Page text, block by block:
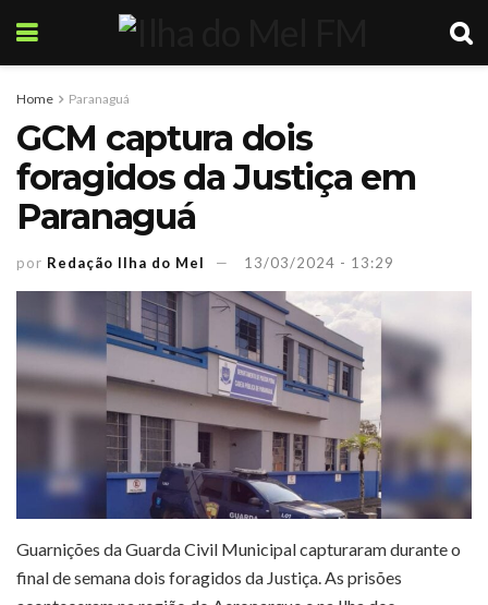
Home Paranaguá
GCM captura dois
foragidos da Justiça em
Paranaguá
por Redação Ilha do Mel 13/03/2024 - 13:29
Guarnições da Guarda Civil Municipal capturaram durante o
final de semana dois foragidos da Justiça. As prisões